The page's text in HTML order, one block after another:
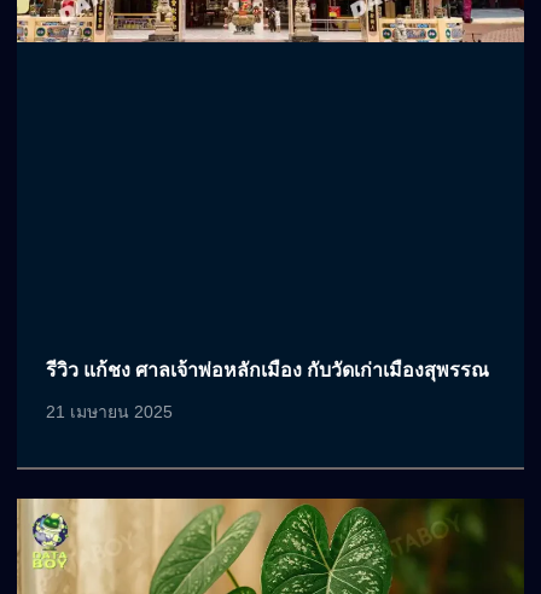
รีวิว แก้ชง ศาลเจ้าพ่อหลักเมือง กับวัดเก่าเมืองสุพรรณ
21 เมษายน 2025